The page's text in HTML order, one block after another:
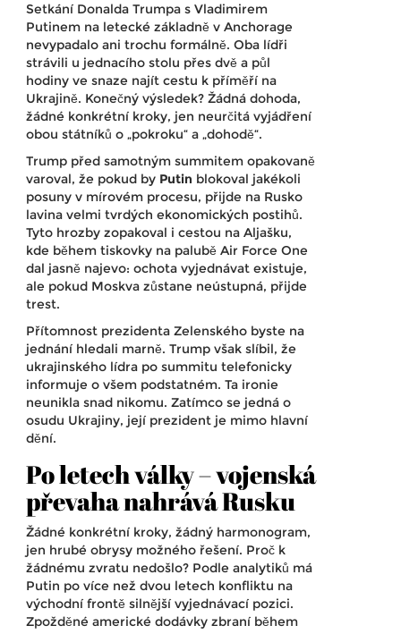
Setkání Donalda Trumpa s Vladimirem
Putinem na letecké základně v Anchorage
nevypadalo ani trochu formálně. Oba lídři
strávili u jednacího stolu přes dvě a půl
hodiny ve snaze najít cestu k příměří na
Ukrajině. Konečný výsledek? Žádná dohoda,
žádné konkrétní kroky, jen neurčitá vyjádření
obou státníků o „pokroku“ a „dohodě“.
Trump před samotným summitem opakovaně
varoval, že pokud by Putin blokoval jakékoli
posuny v mírovém procesu, přijde na Rusko
lavina velmi tvrdých ekonomických postihů.
Tyto hrozby zopakoval i cestou na Aljašku,
kde během tiskovky na palubě Air Force One
dal jasně najevo: ochota vyjednávat existuje,
ale pokud Moskva zůstane neústupná, přijde
trest.
Přítomnost prezidenta Zelenského byste na
jednání hledali marně. Trump však slíbil, že
ukrajinského lídra po summitu telefonicky
informuje o všem podstatném. Ta ironie
neunikla snad nikomu. Zatímco se jedná o
osudu Ukrajiny, její prezident je mimo hlavní
dění.
Po letech války – vojenská
převaha nahrává Rusku
Žádné konkrétní kroky, žádný harmonogram,
jen hrubé obrysy možného řešení. Proč k
žádnému zvratu nedošlo? Podle analytiků má
Putin po více než dvou letech konfliktu na
východní frontě silnější vyjednávací pozici.
Zpožděné americké dodávky zbraní během